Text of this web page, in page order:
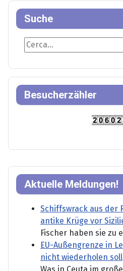
Aktuelle Meldungen!
Schiffswrack aus der
antike Krüge vor
Fischer haben sie zu
EU-Außengrenze in
nicht wiederholen soll
Suche
Suche
Besucherzähler